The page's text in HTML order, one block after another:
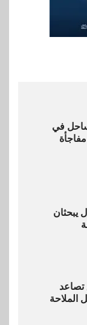
في
يبحثان
تصاعد
الملاحة